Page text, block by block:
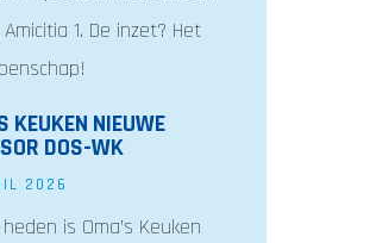
1. De inzet? Het
KEUKEN NIEUWE
DOS-WK
2026
is Oma’s Keuken